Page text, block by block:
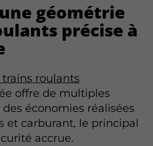
géométrie
précise à
roulants
offre de multiples
économies réalisées
et carburant, le principal
accrue.